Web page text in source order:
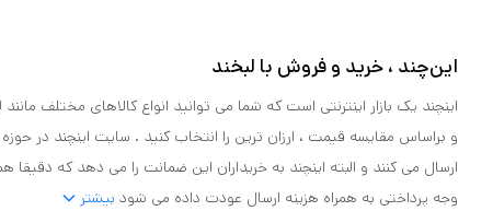
این‌چند ، خرید و فروش با لبخند
اینچند یک بازار اینترنتی است که شما می توانید انواع کالاهای مختلف
و براساس مقایسه قیمت ، ارزان ترین را انتخاب کنید . سایت اینچند در
ارسال می کنند و البته اینچند به خریداران این ضمانت را می دهد که
وجه پرداختی به همراه هزینه ارسال عودت داده می شود بیشتر